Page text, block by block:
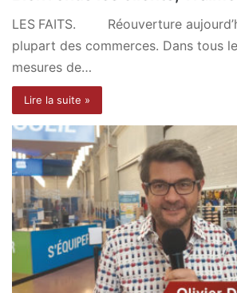
LES FAITS. Réouverture
plupart des commerces. Dans tous
mesures de…
Lire la suite »